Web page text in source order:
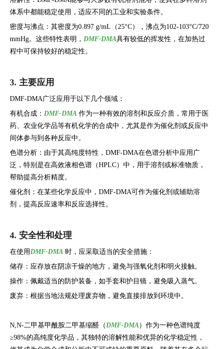
体系中都能稳定使用，适应不同的工业和实验条件。
密度与沸点：其密度为0.897 g/mL（25°C），沸点为102-103°C/720
mmHg。这些特性表明， DMF-DMA具有较低的挥发性，在加热过
程中可保持较好的稳定性。
3. 主要应用
DMF-DMA广泛应用于以下几个领域：
有机合成： DMF-DMA 作为一种有效的溶剂和反应介质，常用于医
药、农业化学品等有机化学的合成中，尤其是作为催化剂或反应中
间体参与到各种反应中。
色谱分析：由于其高纯度特性，DMF-DMA在色谱分析中应用广
泛，特别是在高效液相色谱（HPLC）中，用于溶剂或标准物质，
帮助提高分析精度。
催化剂：在某些化学反应中，DMF-DMA可作为催化剂或辅助溶
剂，提高反应速率和反应选择性。
4. 安全性和处理
在使用DMF-DMA 时，应采取适当的安全措施：
储存：应存放在阴凉干燥的地方，避免与强氧化剂和明火接触。
操作：佩戴适当的防护装备，如手套和护目镜，避免吸入蒸气。
废弃：根据当地法规处理废弃物，避免直接排放到环境中。
N,N-二甲基甲酰胺二甲基缩醛（DMF-DMA）作为一种色谱纯度
≥98%的高纯度化学品，其独特的溶解性能和优异的化学稳定性，